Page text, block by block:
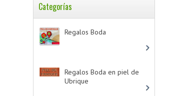
Categorías
Regalos Boda
Regalos Boda en piel de
Ubrique